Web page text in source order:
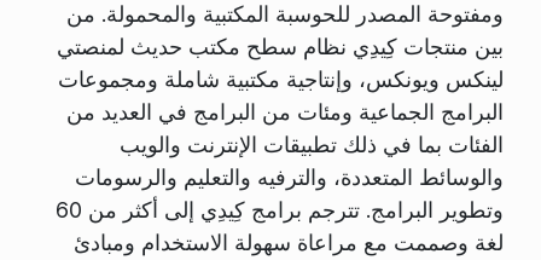
ومفتوحة المصدر للحوسبة المكتبية والمحمولة. من
بين منتجات كِيدِي نظام سطح مكتب حديث لمنصتي
لينكس ويونكس، وإنتاجية مكتبية شاملة ومجموعات
البرامج الجماعية ومئات من البرامج في العديد من
الفئات بما في ذلك تطبيقات الإنترنت والويب
والوسائط المتعددة، والترفيه والتعليم والرسومات
وتطوير البرامج. تترجم برامج كِيدِي إلى أكثر من 60
لغة وصممت مع مراعاة سهولة الاستخدام ومبادئ